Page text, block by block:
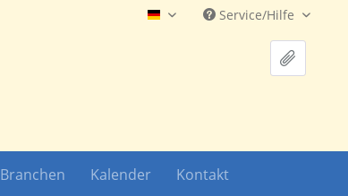
Hauptshop Deutsch
Service/Hilfe
Branchen Kalender Kontakt